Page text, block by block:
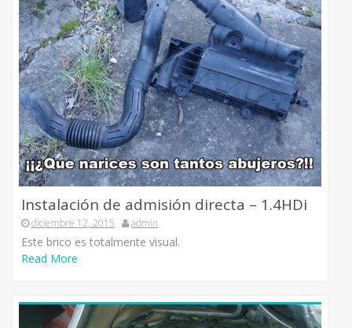
Instalación de admisión directa – 1.4HDi
diciembre 12, 2015 admin
Este brico es totalmente visual.
Read More